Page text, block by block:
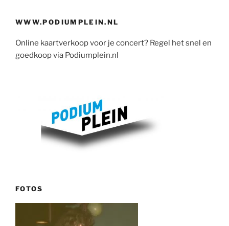
WWW.PODIUMPLEIN.NL
Online kaartverkoop voor je concert? Regel het snel en
goedkoop via Podiumplein.nl
FOTOS